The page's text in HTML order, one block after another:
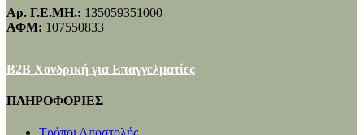
Αρ. Γ.Ε.ΜΗ.: 135059351000
ΑΦΜ: 107550833
B2B Χονδρική για Επαγγελματίες
ΠΛΗΡΟΦΟΡΙΕΣ